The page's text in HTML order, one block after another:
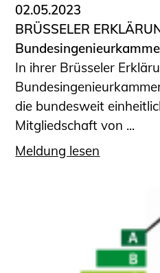
02.05.2023
BRÜSSELER
In ihrer Brüsseler
die bundesweit
Mitgliedschaft von ...
Meldung lesen